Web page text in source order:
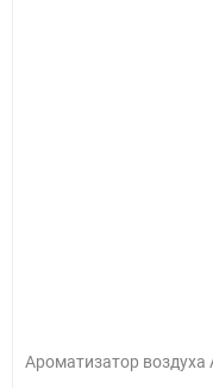
Ароматизатор воздуха